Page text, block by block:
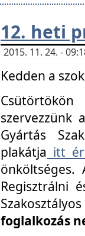
12. heti
2015. 11. 24. -
Kedden a
szervezzünk
Gyártás
plakátja itt
Regisztrálni
foglalkozás